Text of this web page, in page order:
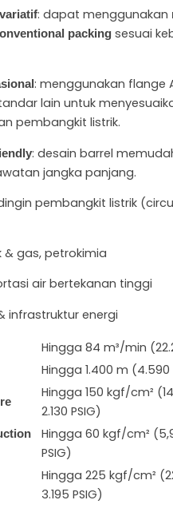
: dapat menggunakan
packing sesuai
: menggunakan flange
lain untuk
pembangkit listrik.
: desain barrel
jangka panjang.
pembangkit listrik
& gas, petrokimia
air bertekanan tinggi
infrastruktur energi
Hingga 84 m³/min
Hingga 1.400 m
Hingga 150 kgf/cm²
2.130 PSIG)
Hingga 60 kgf/cm²
PSIG)
Hingga 225 kgf/cm²
3.195 PSIG)